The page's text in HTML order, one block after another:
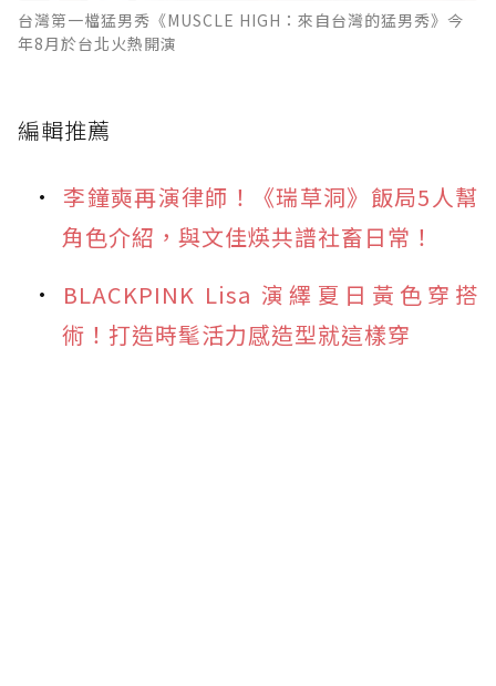
台灣第一檔猛男秀《MUSCLE HIGH：來自台灣的猛男秀》今
年8月於台北火熱開演
編輯推薦
李鐘奭再演律師！《瑞草洞》飯局5人幫
角色介紹，與文佳煐共譜社畜日常！
BLACKPINK Lisa 演繹夏日黃色穿搭
術！打造時髦活力感造型就這樣穿